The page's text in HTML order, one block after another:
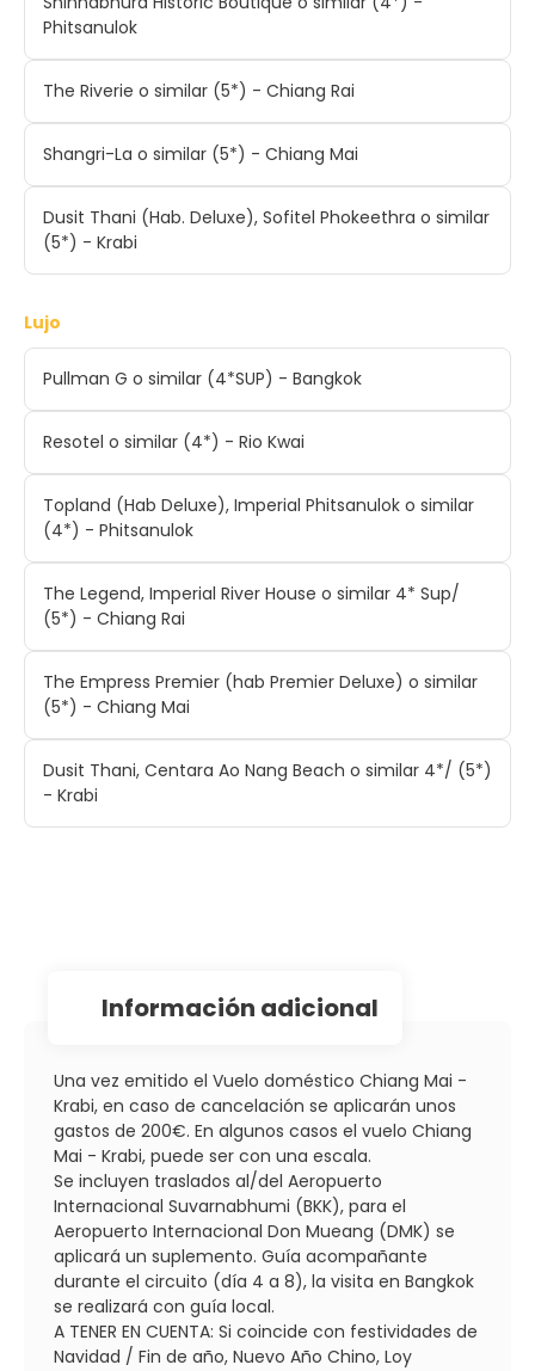
Phitsanulok
The Riverie o similar (5*) - Chiang Rai
Shangri-La o similar (5*) - Chiang Mai
Dusit Thani (Hab. Deluxe), Sofitel Phokeethra o similar
(5*) - Krabi
Lujo
Pullman G o similar (4*SUP) - Bangkok
Resotel o similar (4*) - Rio Kwai
Topland (Hab Deluxe), Imperial Phitsanulok o similar
(4*) - Phitsanulok
The Legend, Imperial River House o similar 4* Sup/
(5*) - Chiang Rai
The Empress Premier (hab Premier Deluxe) o similar
(5*) - Chiang Mai
Dusit Thani, Centara Ao Nang Beach o similar 4*/ (5*)
- Krabi
información adicional
Una vez emitido el Vuelo doméstico Chiang Mai -
Krabi, en caso de cancelación se aplicarán unos
gastos de 200€. En algunos casos el vuelo Chiang
Mai - Krabi, puede ser con una escala.
Se incluyen traslados al/del Aeropuerto
Internacional Suvarnabhumi (BKK), para el
Aeropuerto Internacional Don Mueang (DMK) se
aplicará un suplemento. Guía acompañante
durante el circuito (día 4 a 8), la visita en Bangkok
se realizará con guía local.
A TENER EN CUENTA: Si coincide con festividades de
Navidad / Fin de año, Nuevo Año Chino, Loy